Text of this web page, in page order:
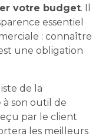
votre budget. Il
essentiel
: connaître
une obligation
de la
à son outil de
par le client
les meilleurs